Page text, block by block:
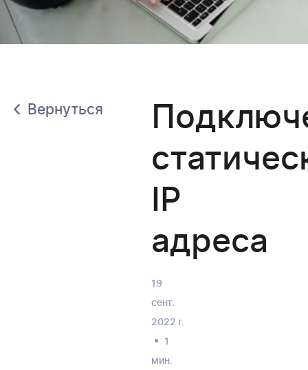
Вернуться
IP
адреса
19
сент.
2022 г.
1
мин.